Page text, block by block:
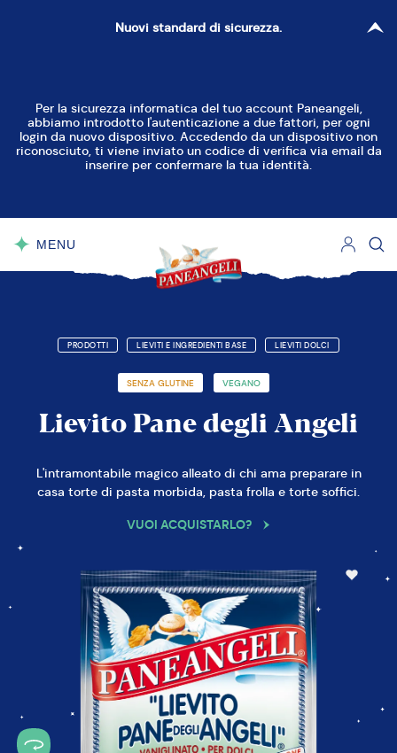
Nuovi standard di sicurezza.
Per la sicurezza informatica del tuo account Paneangeli,
abbiamo introdotto l'autenticazione a due fattori, per ogni
login da nuovo dispositivo. Accedendo da un dispositivo non
riconosciuto, ti viene inviato un codice di verifica via email da
inserire per confermare la tua identità.
MENU
PRODOTTI LIEVITI E INGREDIENTI BASE LIEVITI DOLCI
SENZA GLUTINE VEGANO
Lievito Pane degli Angeli
L'intramontabile magico alleato di chi ama preparare in
casa torte di pasta morbida, pasta frolla e torte soffici.
VUOI ACQUISTARLO?